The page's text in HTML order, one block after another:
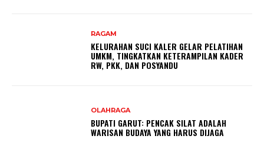
RAGAM
KELURAHAN SUCI KALER GELAR PELATIHAN
UMKM, TINGKATKAN KETERAMPILAN KADER
RW, PKK, DAN POSYANDU
OLAHRAGA
BUPATI GARUT: PENCAK SILAT ADALAH
WARISAN BUDAYA YANG HARUS DIJAGA